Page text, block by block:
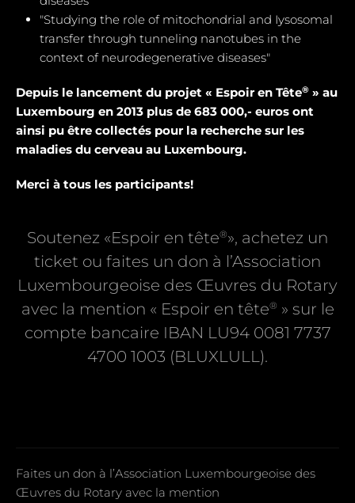
"Studying the role of mitochondrial and Iysosomal
transfer through tunneling nanotubes in the
context of neurodegenerative diseases"
Depuis le lancement du projet « Espoir en Tête® » au
Luxembourg en 2013 plus de 683 000,- euros ont
ainsi pu être collectés pour la recherche sur les
maladies du cerveau au Luxembourg.
Merci à tous les participants!
Soutenez «Espoir en tête®», achetez un
ticket ou faites un don à l’Association
Luxembourgeoise des Œuvres du Rotary
avec la mention « Espoir en tête® » sur le
compte bancaire IBAN LU94 0081 7737
4700 1003 (BLUXLULL).
Faites un don à l’Association Luxembourgeoise des
Œuvres du Rotary avec la mention